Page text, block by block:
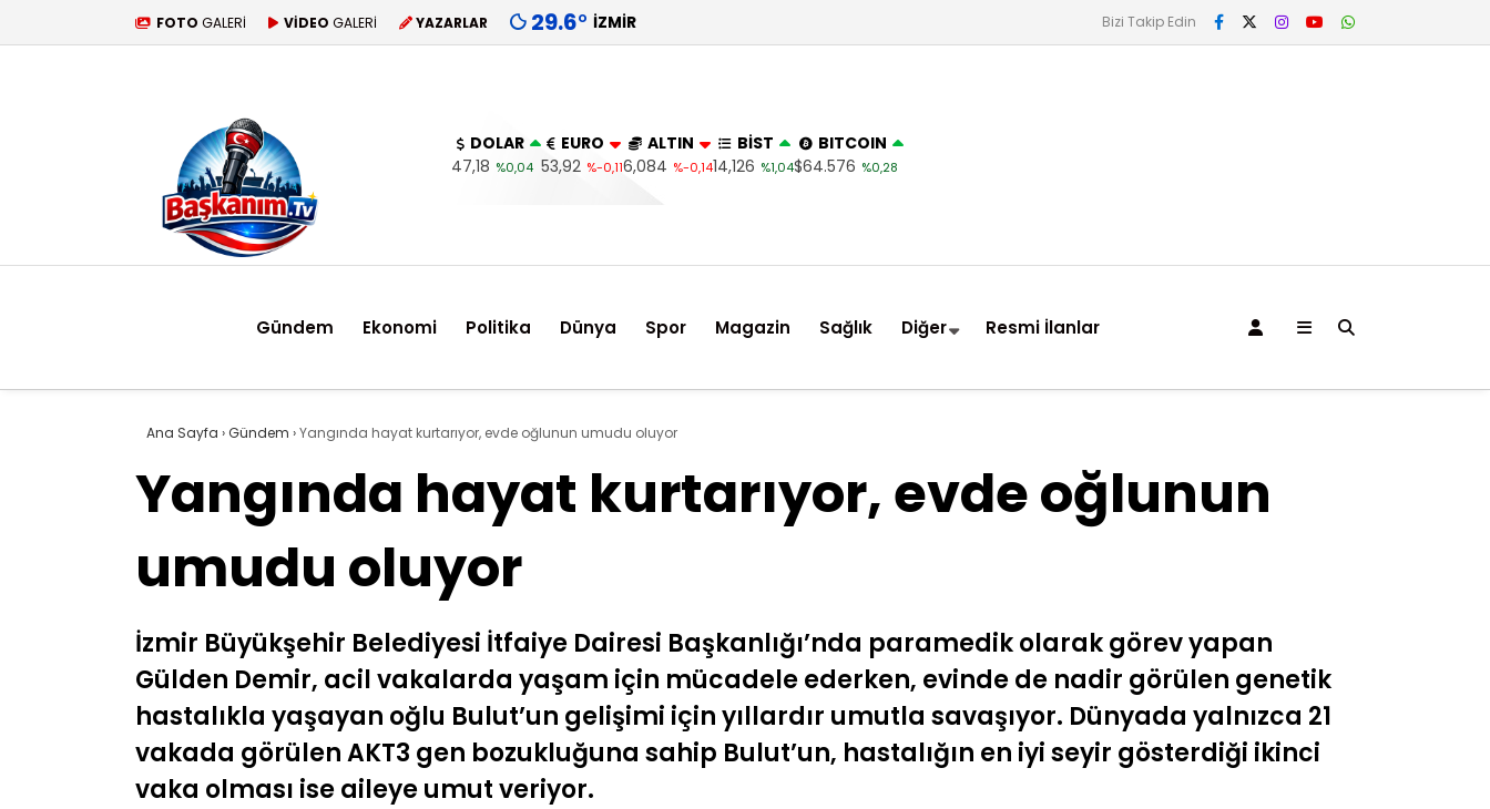
FOTO GALERİ VİDEO GALERİ YAZARLAR 29.6° İZMIR Bizi Takip Edin
DOLAR
47,18 %0,04
EURO
53,92 %-0,11
ALTIN
6,084 %-0,14
BİST
14,126 %1,04
BITCOIN
$64.576 %0,28
Gündem Ekonomi Politika Dünya Spor Magazin Sağlık Diğer Resmi İlanlar
Ana Sayfa ›Gündem ›Yangında hayat kurtarıyor, evde oğlunun umudu oluyor
Yangında hayat kurtarıyor, evde oğlunun
umudu oluyor
İzmir Büyükşehir Belediyesi İtfaiye Dairesi Başkanlığı’nda paramedik olarak görev yapan
Gülden Demir, acil vakalarda yaşam için mücadele ederken, evinde de nadir görülen genetik
hastalıkla yaşayan oğlu Bulut’un gelişimi için yıllardır umutla savaşıyor. Dünyada yalnızca 21
vakada görülen AKT3 gen bozukluğuna sahip Bulut’un, hastalığın en iyi seyir gösterdiği ikinci
vaka olması ise aileye umut veriyor.